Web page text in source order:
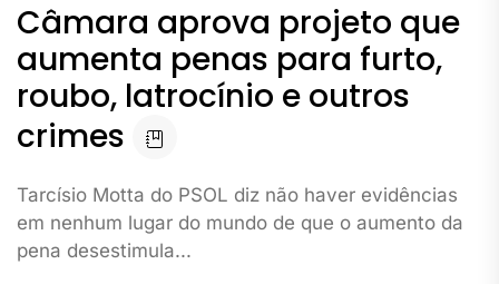
Câmara aprova projeto que
aumenta penas para furto,
roubo, latrocínio e outros
crimes
Tarcísio Motta do PSOL diz não haver evidências
em nenhum lugar do mundo de que o aumento da
pena desestimula...